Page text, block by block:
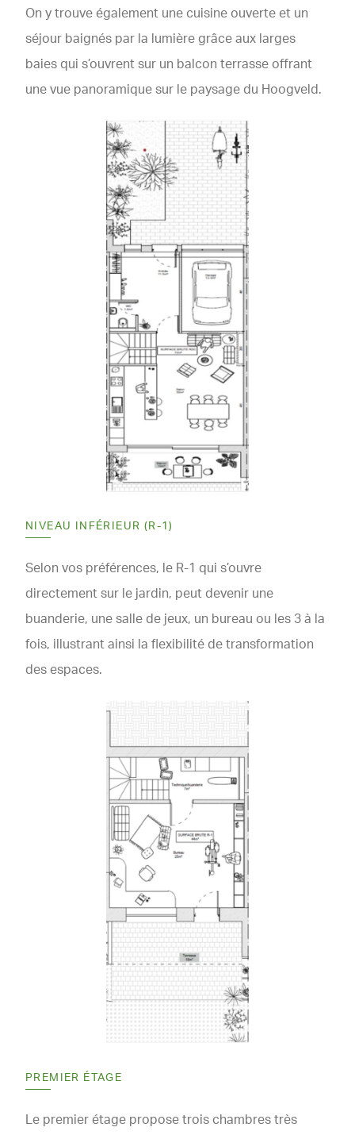
On y trouve également une cuisine ouverte et un
séjour baignés par la lumière grâce aux larges
baies qui s’ouvrent sur un balcon terrasse offrant
une vue panoramique sur le paysage du Hoogveld.
NIVEAU INFÉRIEUR (R-1)
Selon vos préférences, le R-1 qui s’ouvre
directement sur le jardin, peut devenir une
buanderie, une salle de jeux, un bureau ou les 3 à la
fois, illustrant ainsi la flexibilité de transformation
des espaces.
PREMIER ÉTAGE
Le premier étage propose trois chambres très